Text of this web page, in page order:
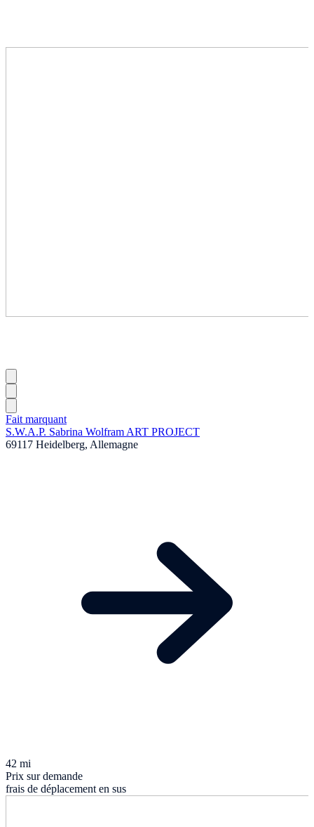
Fait marquant
S.W.A.P. Sabrina Wolfram ART PROJECT
69117 Heidelberg, Allemagne
42 mi
Prix sur demande
frais de déplacement en sus